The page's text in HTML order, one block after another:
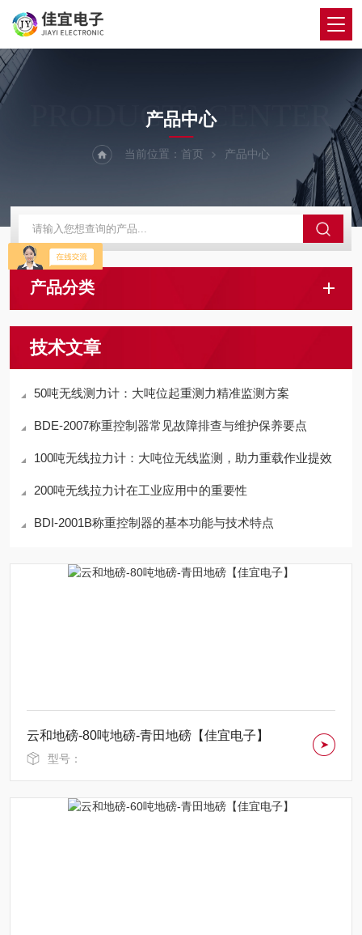
PRODUCTS CENTER
产品中心
当前位置： 首页 产品中心
产品分类
技术文章
50吨无线测力计：大吨位起重测力精准监测方案
BDE-2007称重控制器常见故障排查与维护保养要点
100吨无线拉力计：大吨位无线监测，助力重载作业提效
200吨无线拉力计在工业应用中的重要性
BDI-2001B称重控制器的基本功能与技术特点
云和地磅-80吨地磅-青田地磅【佳宜电子】
型号：